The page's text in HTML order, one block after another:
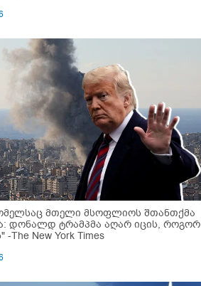
მთელი მსოფლიოს შთანთქმა
დონალდ ტრამპმა აღარ იცის, როგორ
-The New York Times